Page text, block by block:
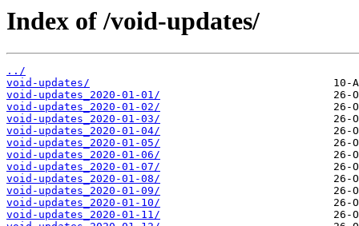
Index of /void-updates/
../
void-updates/
void-updates_2020-01-01/
void-updates_2020-01-02/
void-updates_2020-01-03/
void-updates_2020-01-04/
void-updates_2020-01-05/
void-updates_2020-01-06/
void-updates_2020-01-07/
void-updates_2020-01-08/
void-updates_2020-01-09/
void-updates_2020-01-10/
void-updates_2020-01-11/